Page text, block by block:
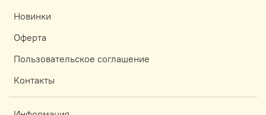
Новинки
Оферта
Пользовательское соглашение
Контакты